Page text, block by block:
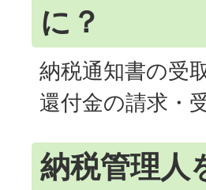
に？
納税通知書の受
還付金の請求・
納税管理人